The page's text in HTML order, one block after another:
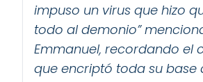
impuso un virus que hizo
todo al demonio”
Emmanuel, recordando el
que encriptó toda su base